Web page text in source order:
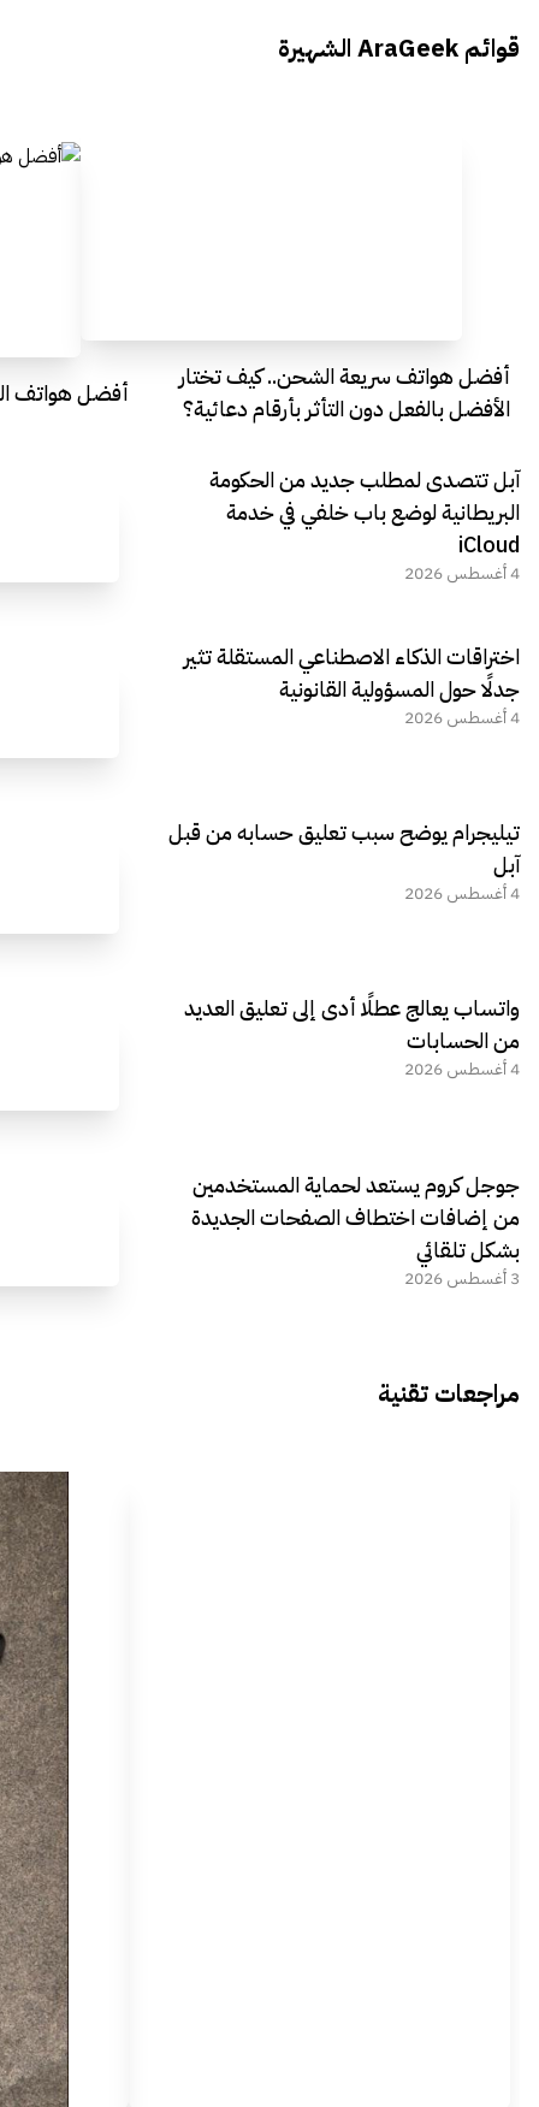
Everything Egypt
قوائم AraGeek الشهيرة
أفضل هواتف سريعة الشحن.. كيف تختار
الأفضل بالفعل دون التأثر بأرقام دعائية؟
أفضل هواتف
آبل تتصدى لمطلب جديد من الحكومة
البريطانية لوضع باب خلفي في خدمة
iCloud
4 أغسطس 2026
اختراقات الذكاء الاصطناعي المستقلة تثير
جدلًا حول المسؤولية القانونية
4 أغسطس 2026
تيليجرام يوضح سبب تعليق حسابه من قبل
آبل
4 أغسطس 2026
واتساب يعالج عطلًا أدى إلى تعليق العديد
من الحسابات
4 أغسطس 2026
جوجل كروم يستعد لحماية المستخدمين
من إضافات اختطاف الصفحات الجديدة
بشكل تلقائي
3 أغسطس 2026
مراجعات تقنية